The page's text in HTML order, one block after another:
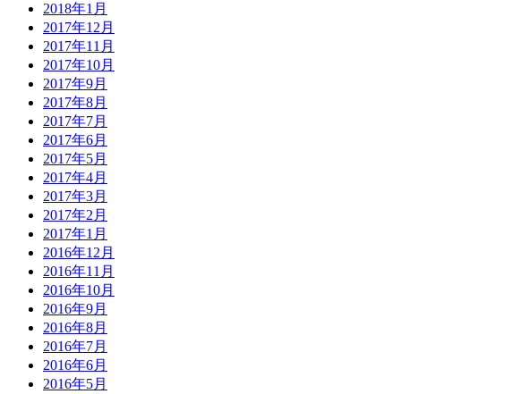
2018年1月
2017年12月
2017年11月
2017年10月
2017年9月
2017年8月
2017年7月
2017年6月
2017年5月
2017年4月
2017年3月
2017年2月
2017年1月
2016年12月
2016年11月
2016年10月
2016年9月
2016年8月
2016年7月
2016年6月
2016年5月